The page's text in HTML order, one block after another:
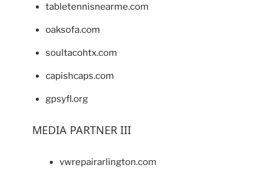
tabletennisnearme.com
oaksofa.com
soultacohtx.com
capishcaps.com
gpsyfl.org
MEDIA PARTNER III
vwrepairarlington.com